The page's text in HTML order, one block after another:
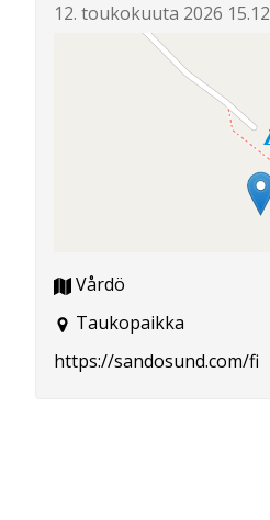
12. toukokuuta 2026 15.12
Vårdö
Taukopaikka
https://sandosund.com/fi